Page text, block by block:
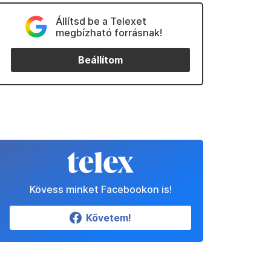
Állítsd be a Telexet
megbízható forrásnak!
Beállítom
Kövess minket Facebookon is!
Követem!